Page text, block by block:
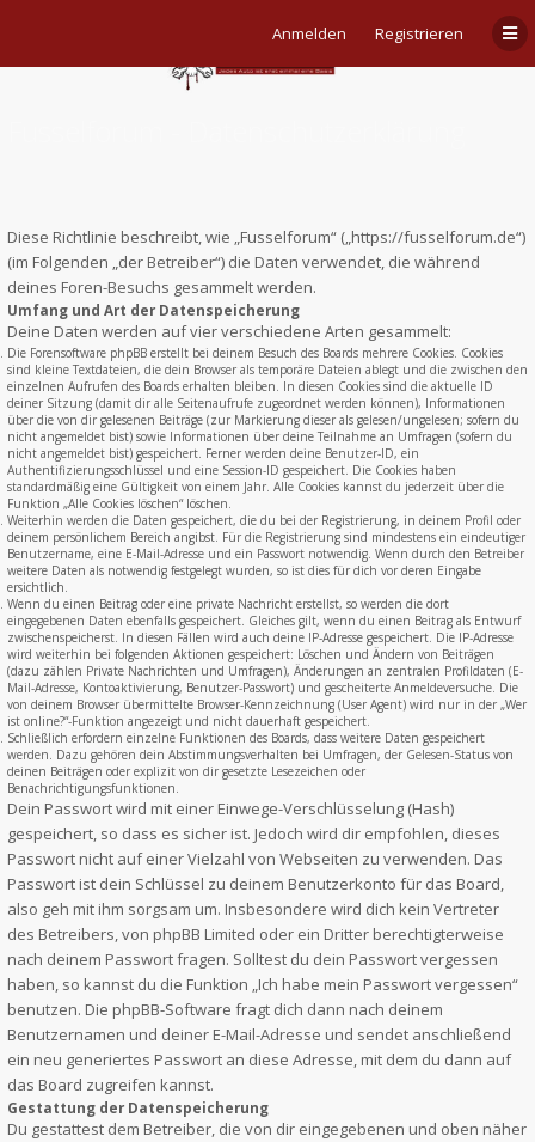
Anmelden Registrieren
Diese Richtlinie beschreibt, wie „Fusselforum“ („https://fusselforum.de“)
(im Folgenden „der Betreiber“) die Daten verwendet, die während
deines Foren-Besuchs gesammelt werden.
Umfang und Art der Datenspeicherung
Deine Daten werden auf vier verschiedene Arten gesammelt:
Die Forensoftware phpBB erstellt bei deinem Besuch des Boards mehrere Cookies. Cookies
sind kleine Textdateien, die dein Browser als temporäre Dateien ablegt und die zwischen den
einzelnen Aufrufen des Boards erhalten bleiben. In diesen Cookies sind die aktuelle ID
deiner Sitzung (damit dir alle Seitenaufrufe zugeordnet werden können), Informationen
über die von dir gelesenen Beiträge (zur Markierung dieser als gelesen/ungelesen; sofern du
nicht angemeldet bist) sowie Informationen über deine Teilnahme an Umfragen (sofern du
nicht angemeldet bist) gespeichert. Ferner werden deine Benutzer-ID, ein
Authentifizierungsschlüssel und eine Session-ID gespeichert. Die Cookies haben
standardmäßig eine Gültigkeit von einem Jahr. Alle Cookies kannst du jederzeit über die
Funktion „Alle Cookies löschen“ löschen.
Weiterhin werden die Daten gespeichert, die du bei der Registrierung, in deinem Profil oder
deinem persönlichem Bereich angibst. Für die Registrierung sind mindestens ein eindeutiger
Benutzername, eine E-Mail-Adresse und ein Passwort notwendig. Wenn durch den Betreiber
weitere Daten als notwendig festgelegt wurden, so ist dies für dich vor deren Eingabe
ersichtlich.
Wenn du einen Beitrag oder eine private Nachricht erstellst, so werden die dort
eingegebenen Daten ebenfalls gespeichert. Gleiches gilt, wenn du einen Beitrag als Entwurf
zwischenspeicherst. In diesen Fällen wird auch deine IP-Adresse gespeichert. Die IP-Adresse
wird weiterhin bei folgenden Aktionen gespeichert: Löschen und Ändern von Beiträgen
(dazu zählen Private Nachrichten und Umfragen), Änderungen an zentralen Profildaten (E-
Mail-Adresse, Kontoaktivierung, Benutzer-Passwort) und gescheiterte Anmeldeversuche. Die
von deinem Browser übermittelte Browser-Kennzeichnung (User Agent) wird nur in der „Wer
ist online?“-Funktion angezeigt und nicht dauerhaft gespeichert.
Schließlich erfordern einzelne Funktionen des Boards, dass weitere Daten gespeichert
werden. Dazu gehören dein Abstimmungsverhalten bei Umfragen, der Gelesen-Status von
deinen Beiträgen oder explizit von dir gesetzte Lesezeichen oder
Benachrichtigungsfunktionen.
Dein Passwort wird mit einer Einwege-Verschlüsselung (Hash)
gespeichert, so dass es sicher ist. Jedoch wird dir empfohlen, dieses
Passwort nicht auf einer Vielzahl von Webseiten zu verwenden. Das
Passwort ist dein Schlüssel zu deinem Benutzerkonto für das Board,
also geh mit ihm sorgsam um. Insbesondere wird dich kein Vertreter
des Betreibers, von phpBB Limited oder ein Dritter berechtigterweise
nach deinem Passwort fragen. Solltest du dein Passwort vergessen
haben, so kannst du die Funktion „Ich habe mein Passwort vergessen“
benutzen. Die phpBB-Software fragt dich dann nach deinem
Benutzernamen und deiner E-Mail-Adresse und sendet anschließend
ein neu generiertes Passwort an diese Adresse, mit dem du dann auf
das Board zugreifen kannst.
Gestattung der Datenspeicherung
Du gestattest dem Betreiber, die von dir eingegebenen und oben näher